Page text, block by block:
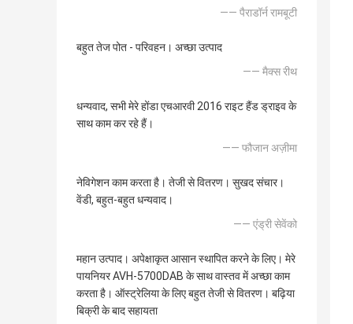
—— पैराडॉर्न रामबूटी
बहुत तेज पोत - परिवहन। अच्छा उत्पाद
—— मैक्स रीथ
धन्यवाद, सभी मेरे होंडा एचआरवी 2016 राइट हैंड ड्राइव के
साथ काम कर रहे हैं।
—— फौजान अज़ीमा
नेविगेशन काम करता है। तेजी से वितरण। सुखद संचार।
वेंडी, बहुत-बहुत धन्यवाद।
—— एंड्री सेवेंको
महान उत्पाद। अपेक्षाकृत आसान स्थापित करने के लिए। मेरे
पायनियर AVH-5700DAB के साथ वास्तव में अच्छा काम
करता है। ऑस्ट्रेलिया के लिए बहुत तेजी से वितरण। बढ़िया
बिक्री के बाद सहायता